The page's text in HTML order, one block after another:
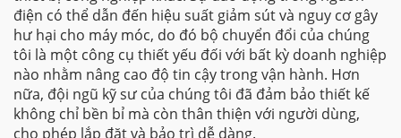
điện có thể dẫn đến hiệu suất giảm sút và nguy cơ gây
hư hại cho máy móc, do đó bộ chuyển đổi của chúng
tôi là một công cụ thiết yếu đối với bất kỳ doanh nghiệp
nào nhằm nâng cao độ tin cậy trong vận hành. Hơn
nữa, đội ngũ kỹ sư của chúng tôi đã đảm bảo thiết kế
không chỉ bền bỉ mà còn thân thiện với người dùng,
cho phép lắp đặt và bảo trì dễ dàng.